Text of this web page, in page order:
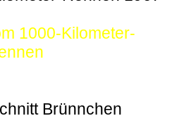
1000-Kilometer-
Brünnchen